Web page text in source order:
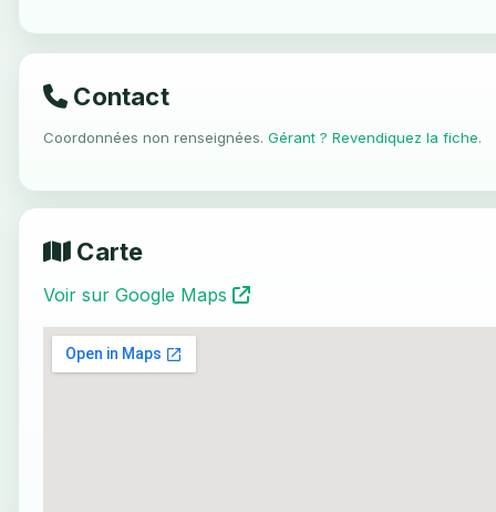
Contact
Coordonnées non renseignées. Gérant ? Revendiquez la fiche.
Carte
Voir sur Google Maps